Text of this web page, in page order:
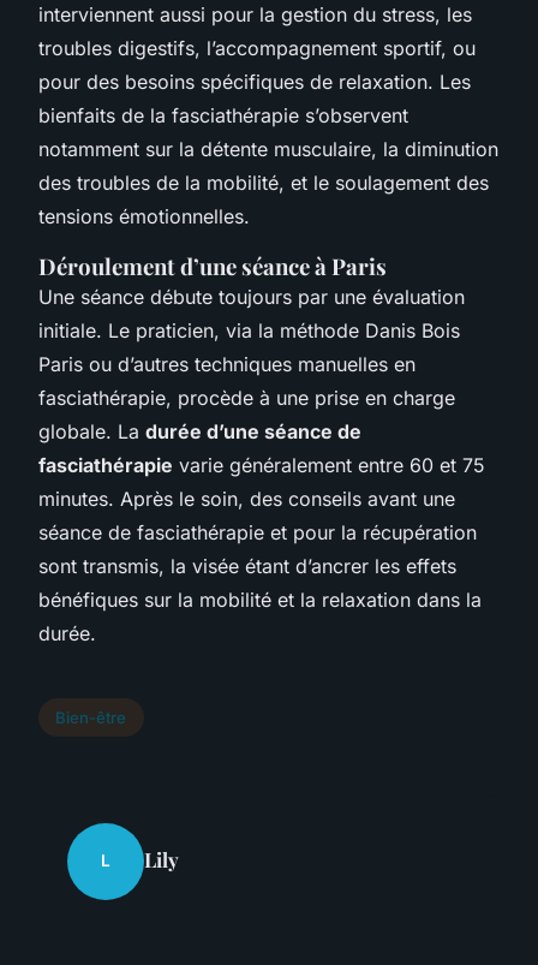
interviennent aussi pour la gestion du stress, les
troubles digestifs, l’accompagnement sportif, ou
pour des besoins spécifiques de relaxation. Les
bienfaits de la fasciathérapie s’observent
notamment sur la détente musculaire, la diminution
des troubles de la mobilité, et le soulagement des
tensions émotionnelles.
Déroulement d’une séance à Paris
Une séance débute toujours par une évaluation
initiale. Le praticien, via la méthode Danis Bois
Paris ou d’autres techniques manuelles en
fasciathérapie, procède à une prise en charge
globale. La durée d’une séance de
fasciathérapie varie généralement entre 60 et 75
minutes. Après le soin, des conseils avant une
séance de fasciathérapie et pour la récupération
sont transmis, la visée étant d’ancrer les effets
bénéfiques sur la mobilité et la relaxation dans la
durée.
Bien-être
L Lily